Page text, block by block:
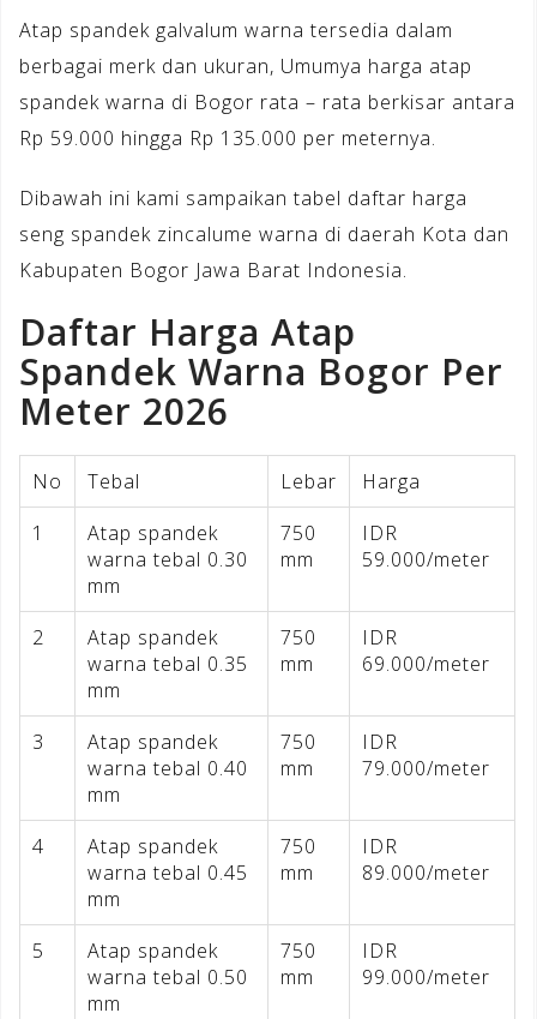
Atap spandek galvalum warna tersedia dalam
berbagai merk dan ukuran, Umumya harga atap
spandek warna di Bogor rata – rata berkisar antara
Rp 59.000 hingga Rp 135.000 per meternya.
Dibawah ini kami sampaikan tabel daftar harga
seng spandek zincalume warna di daerah Kota dan
Kabupaten Bogor Jawa Barat Indonesia.
Daftar Harga Atap
Spandek Warna Bogor Per
Meter 2026
No Tebal Lebar
Harga
1
Atap spandek
warna tebal 0.30
mm
750
mm
IDR
59.000/meter
2
Atap spandek
warna tebal 0.35
mm
750
mm
IDR
69.000/meter
3
Atap spandek
warna tebal 0.40
mm
750
mm
IDR
79.000/meter
4
Atap spandek
warna tebal 0.45
mm
750
mm
IDR
89.000/meter
5
Atap spandek
warna tebal 0.50
mm
750
mm
IDR
99.000/meter